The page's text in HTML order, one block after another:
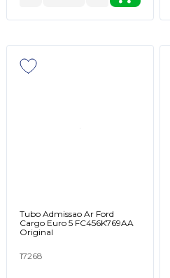
Tubo Admissao Ar Ford
Cargo Euro 5 FC456K769AA
Original
17268